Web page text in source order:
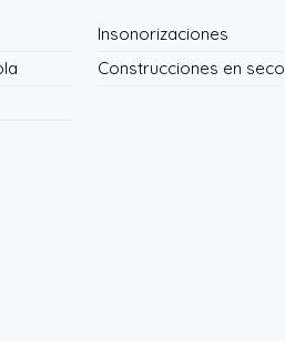
Insonorizaciones
Construcciones en seco